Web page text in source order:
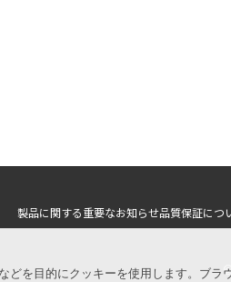
製品に関する重要なお知らせ品質保証につ
どを目的にクッキーを使用します。ブ